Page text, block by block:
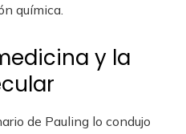
química.
y la
de Pauling lo condujo